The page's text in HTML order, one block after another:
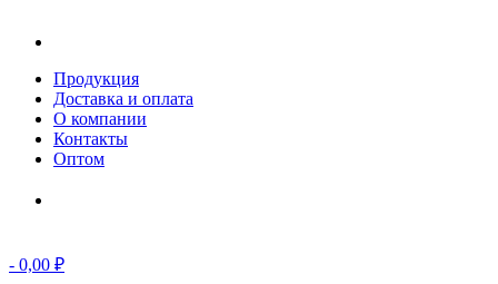
Продукция
Доставка и оплата
О компании
Контакты
Оптом
- 0,00 ₽